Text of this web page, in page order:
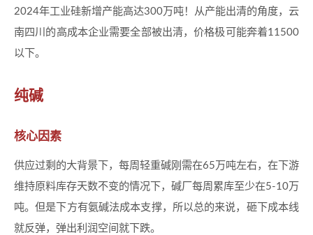
2024年工业硅新增产能高达300万吨！从产能出清的角度，云
南四川的高成本企业需要全部被出清，价格极可能奔着11500
以下。
纯碱
核心因素
供应过剩的大背景下，每周轻重碱刚需在65万吨左右，在下游
维持原料库存天数不变的情况下，碱厂每周累库至少在5-10万
吨。但是下方有氨碱法成本支撑，所以总的来说，砸下成本线
就反弹，弹出利润空间就下跌。